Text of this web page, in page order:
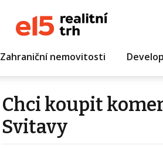
Zahraniční nemovitosti
Chci koupit
Svitavy